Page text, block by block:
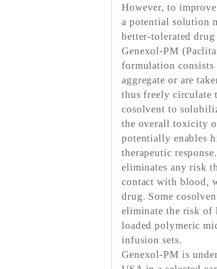
However, to
a potential solution
better-tolerated
Genexol-PM
formulation
aggregate or are
thus freely circulate
cosolvent to
the overall toxicity
potentially enables
therapeutic
eliminates any risk
contact with blood,
drug. Some
eliminate the risk of
loaded polymeric
infusion sets.
Genexol-PM is